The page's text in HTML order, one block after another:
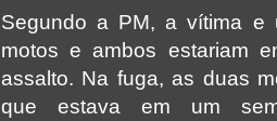
Segundo a PM, a vítima e
motos e ambos estariam
assalto. Na fuga, as duas
que estava em um